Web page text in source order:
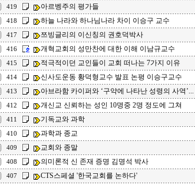
419 아르벵주의 평가들
418 하늘 나라와 하나님나라 차이 이승구 교수
417 쯔빙글리의 이신칭의 권호덕박사
416 개혁교회의 성만찬에 대한 이해 이남규교수
415 적극적이던 교인들이 교회 떠나는 7가지 이유
414 신사도운동 황덕형교수 발표 논평 이승구교수
413 아브라함 카이퍼와 ‘구약에 나타난 성령의 사역’...
412 개신교 신뢰하는 성인 10명중 2명 정도에 그쳐
411 기독교와 과학
410 과학과 종교
409 교회와 종말
408 의미론적 신 존재 증명 김명석 박사
407 CTS스페셜 '한국교회를 논하다'